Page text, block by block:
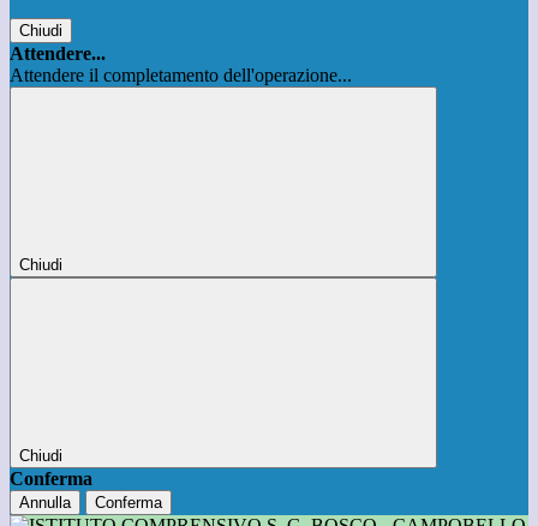
Chiudi
Attendere...
Attendere il completamento dell'operazione...
Chiudi
Chiudi
Conferma
Annulla Conferma